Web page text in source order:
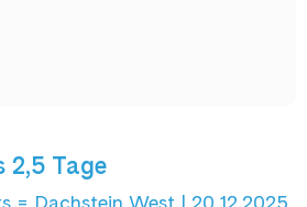
2,5 Tage
= Dachstein West | 20.12.2025